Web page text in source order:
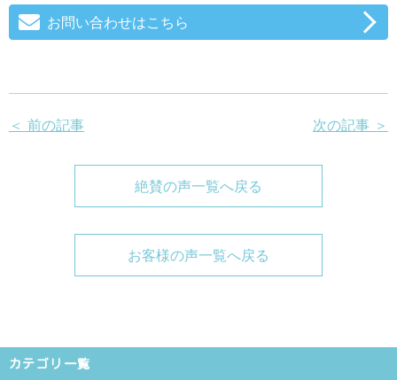
お問い合わせはこちら
＜ 前の記事 次の記事 ＞
絶賛の声一覧へ戻る
お客様の声一覧へ戻る
カテゴリ一覧